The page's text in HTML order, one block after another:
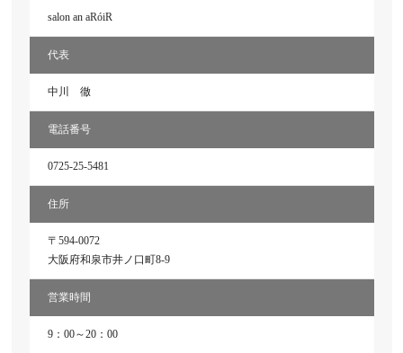
salon an aRóiR
代表
中川 徹
電話番号
0725-25-5481
住所
〒594-0072
大阪府和泉市井ノ口町8-9
営業時間
9：00～20：00